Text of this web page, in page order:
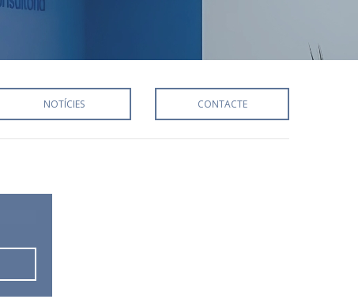
NOTÍCIES CONTACTE